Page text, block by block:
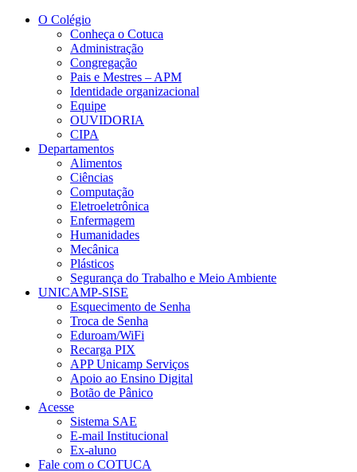
Conteúdo principal
O Colégio
Conheça o Cotuca
Administração
Congregação
Pais e Mestres – APM
Identidade organizacional
Equipe
OUVIDORIA
CIPA
Departamentos
Alimentos
Ciências
Computação
Eletroeletrônica
Enfermagem
Humanidades
Mecânica
Plásticos
Segurança do Trabalho e Meio Ambiente
UNICAMP-SISE
Esquecimento de Senha
Troca de Senha
Eduroam/WiFi
Recarga PIX
APP Unicamp Serviços
Apoio ao Ensino Digital
Botão de Pânico
Acesse
Sistema SAE
E-mail Institucional
Ex-aluno
Fale com o COTUCA